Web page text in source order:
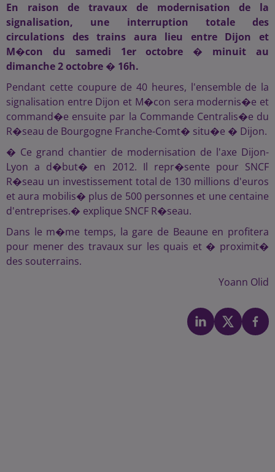
En raison de travaux de modernisation de la
signalisation, une interruption totale des
circulations des trains aura lieu entre Dijon et
M�con du samedi 1er octobre � minuit au
dimanche 2 octobre � 16h.
Pendant cette coupure de 40 heures, l'ensemble de la
signalisation entre Dijon et M�con sera modernis�e et
command�e ensuite par la Commande Centralis�e du
R�seau de Bourgogne Franche-Comt� situ�e � Dijon.
� Ce grand chantier de modernisation de l'axe Dijon-
Lyon a d�but� en 2012. Il repr�sente pour SNCF
R�seau un investissement total de 130 millions d'euros
et aura mobilis� plus de 500 personnes et une centaine
d'entreprises.� explique SNCF R�seau.
Dans le m�me temps, la gare de Beaune en profitera
pour mener des travaux sur les quais et � proximit�
des souterrains.
Yoann Olid